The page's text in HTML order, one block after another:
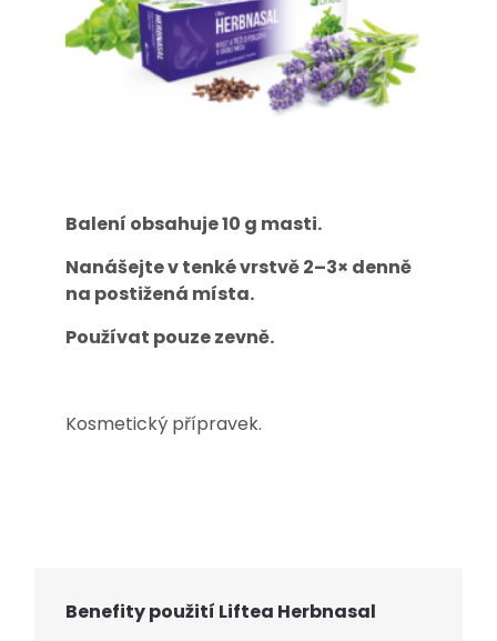
Balení obsahuje 10 g masti.
Nanášejte v tenké vrstvě 2–3× denně
na postižená místa.
Používat pouze zevně.
Kosmetický přípravek.
Benefity použití Liftea Herbnasal